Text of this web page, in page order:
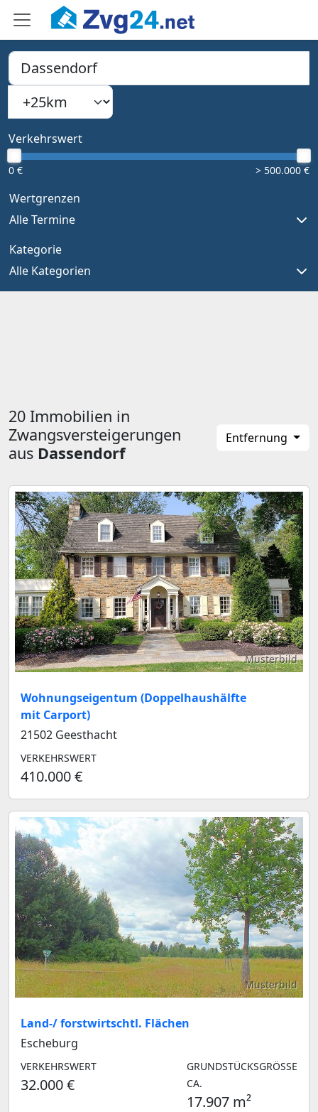
PLZ, Ort oder Bundesland
Type 1 or more characters for results.
Suchradius
Verkehrswert
0 € > 500.000 €
Wertgrenzen
Alle Termine
Kategorie
Alle Kategorien
20 Immobilien in
Zwangsversteigerungen
aus Dassendorf
Entfernung
Musterbild
Wohnungseigentum (Doppelhaushälfte
mit Carport)
21502 Geesthacht
VERKEHRSWERT
410.000 €
Musterbild
Land-/ forstwirtschtl. Flächen
Escheburg
VERKEHRSWERT
32.000 €
GRUNDSTÜCKSGRÖSSE C
A.
17.907 m²